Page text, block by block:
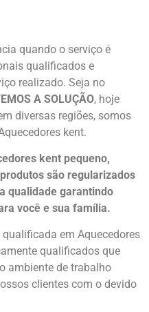
quando o serviço é
qualificados e
realizado. Seja no
A SOLUÇÃO, hoje
diversas regiões, somos
kent.
kent pequeno,
são regularizados
qualidade garantindo
você e sua família.
em Aquecedores
qualificados que
ambiente de trabalho
clientes com o devido